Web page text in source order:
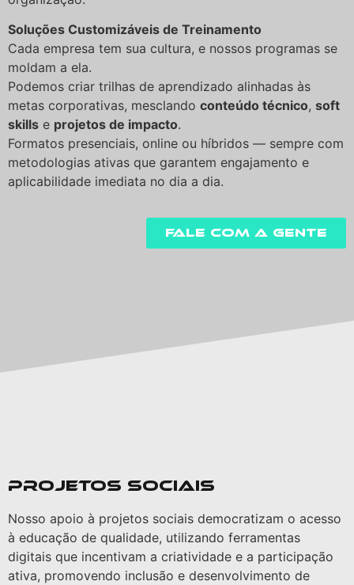
Soluções Customizáveis de Treinamento
Cada empresa tem sua cultura, e nossos programas se
moldam a ela.
Podemos criar trilhas de aprendizado alinhadas às
metas corporativas, mesclando conteúdo técnico, soft
skills e projetos de impacto.
Formatos presenciais, online ou híbridos — sempre com
metodologias ativas que garantem engajamento e
aplicabilidade imediata no dia a dia.
Fale com a gente
Projetos Sociais
Nosso apoio à projetos sociais democratizam o acesso
à educação de qualidade, utilizando ferramentas
digitais que incentivam a criatividade e a participação
ativa, promovendo inclusão e desenvolvimento de